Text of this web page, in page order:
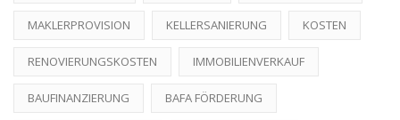
MAKLERPROVISION KELLERSANIERUNG KOSTEN
RENOVIERUNGSKOSTEN IMMOBILIENVERKAUF
BAUFINANZIERUNG BAFA FÖRDERUNG